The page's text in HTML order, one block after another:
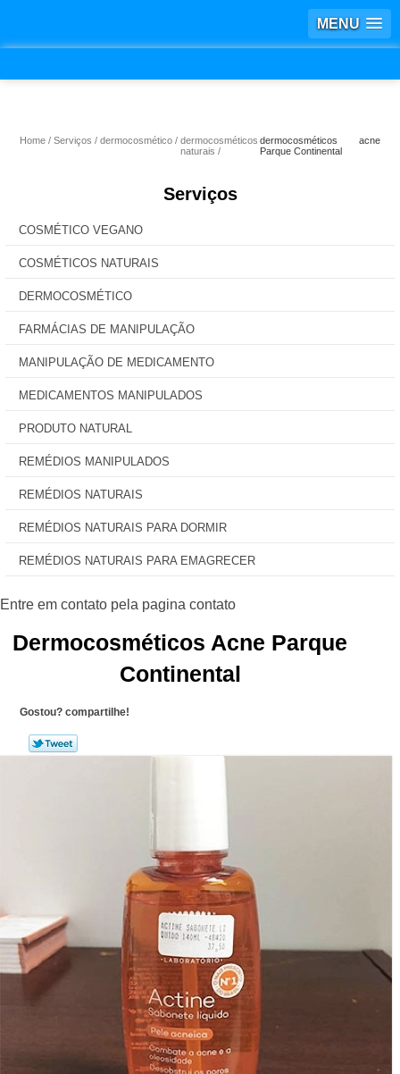
MENU
Home Serviços dermocosmético
dermocosméticos
naturais
dermocosméticos acne
Parque Continental
Serviços
COSMÉTICO VEGANO
COSMÉTICOS NATURAIS
DERMOCOSMÉTICO
FARMÁCIAS DE MANIPULAÇÃO
MANIPULAÇÃO DE MEDICAMENTO
MEDICAMENTOS MANIPULADOS
PRODUTO NATURAL
REMÉDIOS MANIPULADOS
REMÉDIOS NATURAIS
REMÉDIOS NATURAIS PARA DORMIR
REMÉDIOS NATURAIS PARA EMAGRECER
Dermocosméticos Acne Parque
Continental
Gostou? compartilhe!